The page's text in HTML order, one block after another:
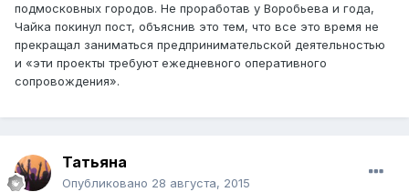
подмосковных городов. Не проработав у Воробьева и года,
Чайка покинул пост, объяснив это тем, что все это время не
прекращал заниматься предпринимательской деятельностью
и «эти проекты требуют ежедневного оперативного
сопровождения».
Татьяна
Опубликовано 28 августа, 2015